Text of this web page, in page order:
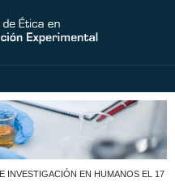
INVESTIGACIÓN EN HUMANOS EL 17